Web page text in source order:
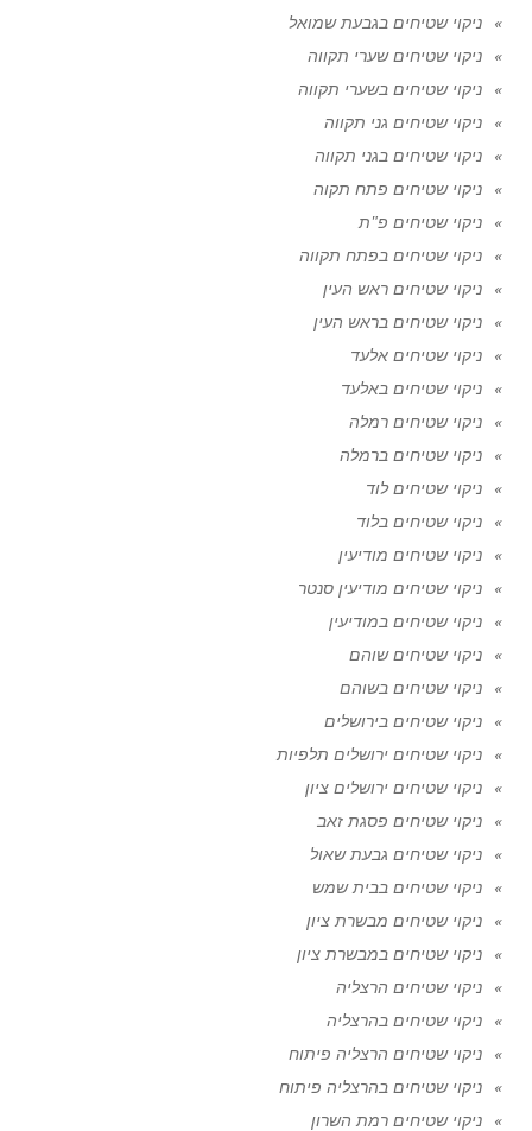
ניקוי שטיחים בגבעת שמואל
ניקוי שטיחים שערי תקווה
ניקוי שטיחים בשערי תקווה
ניקוי שטיחים גני תקווה
ניקוי שטיחים בגני תקווה
ניקוי שטיחים פתח תקוה
ניקוי שטיחים פ"ת
ניקוי שטיחים בפתח תקווה
ניקוי שטיחים ראש העין
ניקוי שטיחים בראש העין
ניקוי שטיחים אלעד
ניקוי שטיחים באלעד
ניקוי שטיחים רמלה
ניקוי שטיחים ברמלה
ניקוי שטיחים לוד
ניקוי שטיחים בלוד
ניקוי שטיחים מודיעין
ניקוי שטיחים מודיעין סנטר
ניקוי שטיחים במודיעין
ניקוי שטיחים שוהם
ניקוי שטיחים בשוהם
ניקוי שטיחים בירושלים
ניקוי שטיחים ירושלים תלפיות
ניקוי שטיחים ירושלים ציון
ניקוי שטיחים פסגת זאב
ניקוי שטיחים גבעת שאול
ניקוי שטיחים בבית שמש
ניקוי שטיחים מבשרת ציון
ניקוי שטיחים במבשרת ציון
ניקוי שטיחים הרצליה
ניקוי שטיחים בהרצליה
ניקוי שטיחים הרצליה פיתוח
ניקוי שטיחים בהרצליה פיתוח
ניקוי שטיחים רמת השרון